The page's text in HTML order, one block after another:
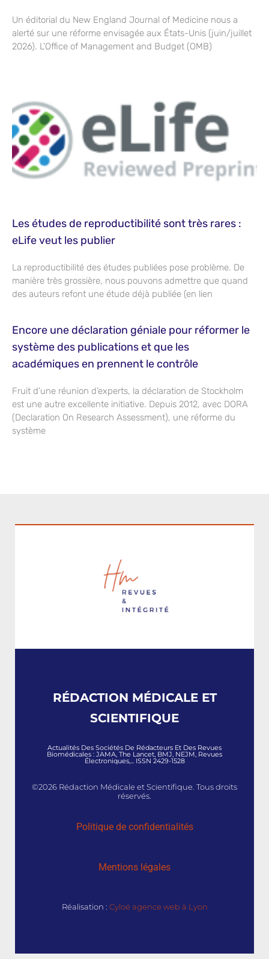
Un éditorial du New England Journal of Medicine nous a
alerté sur une réforme envisagée aux États-Unis (juin/juillet
2026). L’Office of Management and Budget (OMB)
Les études de reproductibilité sont très rares :
eLife veut les publier
La reproductibilité des études publiées pose problème. De
manière très grossière, nous pouvons admettre que quand
des auteurs refont une étude déjà publiée (en lien
Encore une déclaration géniale pour réformer le
système des publications et que les
académiques en prennent le contrôle
Fruit d’une réunion d’experts, la déclaration de Stockholm
est une autre excellente initiative. Depuis 2012, avec DORA
(Declaration On Research Assessment), une réforme du
système
RÉDACTION MÉDICALE ET
SCIENTIFIQUE
Actualités Des Sociétés De Rédacteurs Et Des Revues
Biomédicales : JAMA, The Lancet, BMJ, NEJM, Revues
Électroniques,... ISSN 2429-1528
©2026 Rédaction Médicale et Scientifique. Tous droits
réservés.
Politique de confidentialités
Mentions légales
Réalisation : Cyloé agence web à Lyon